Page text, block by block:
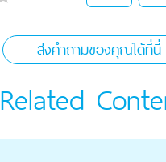
ส่งคำถามของคุณได้ที่นี่
Related